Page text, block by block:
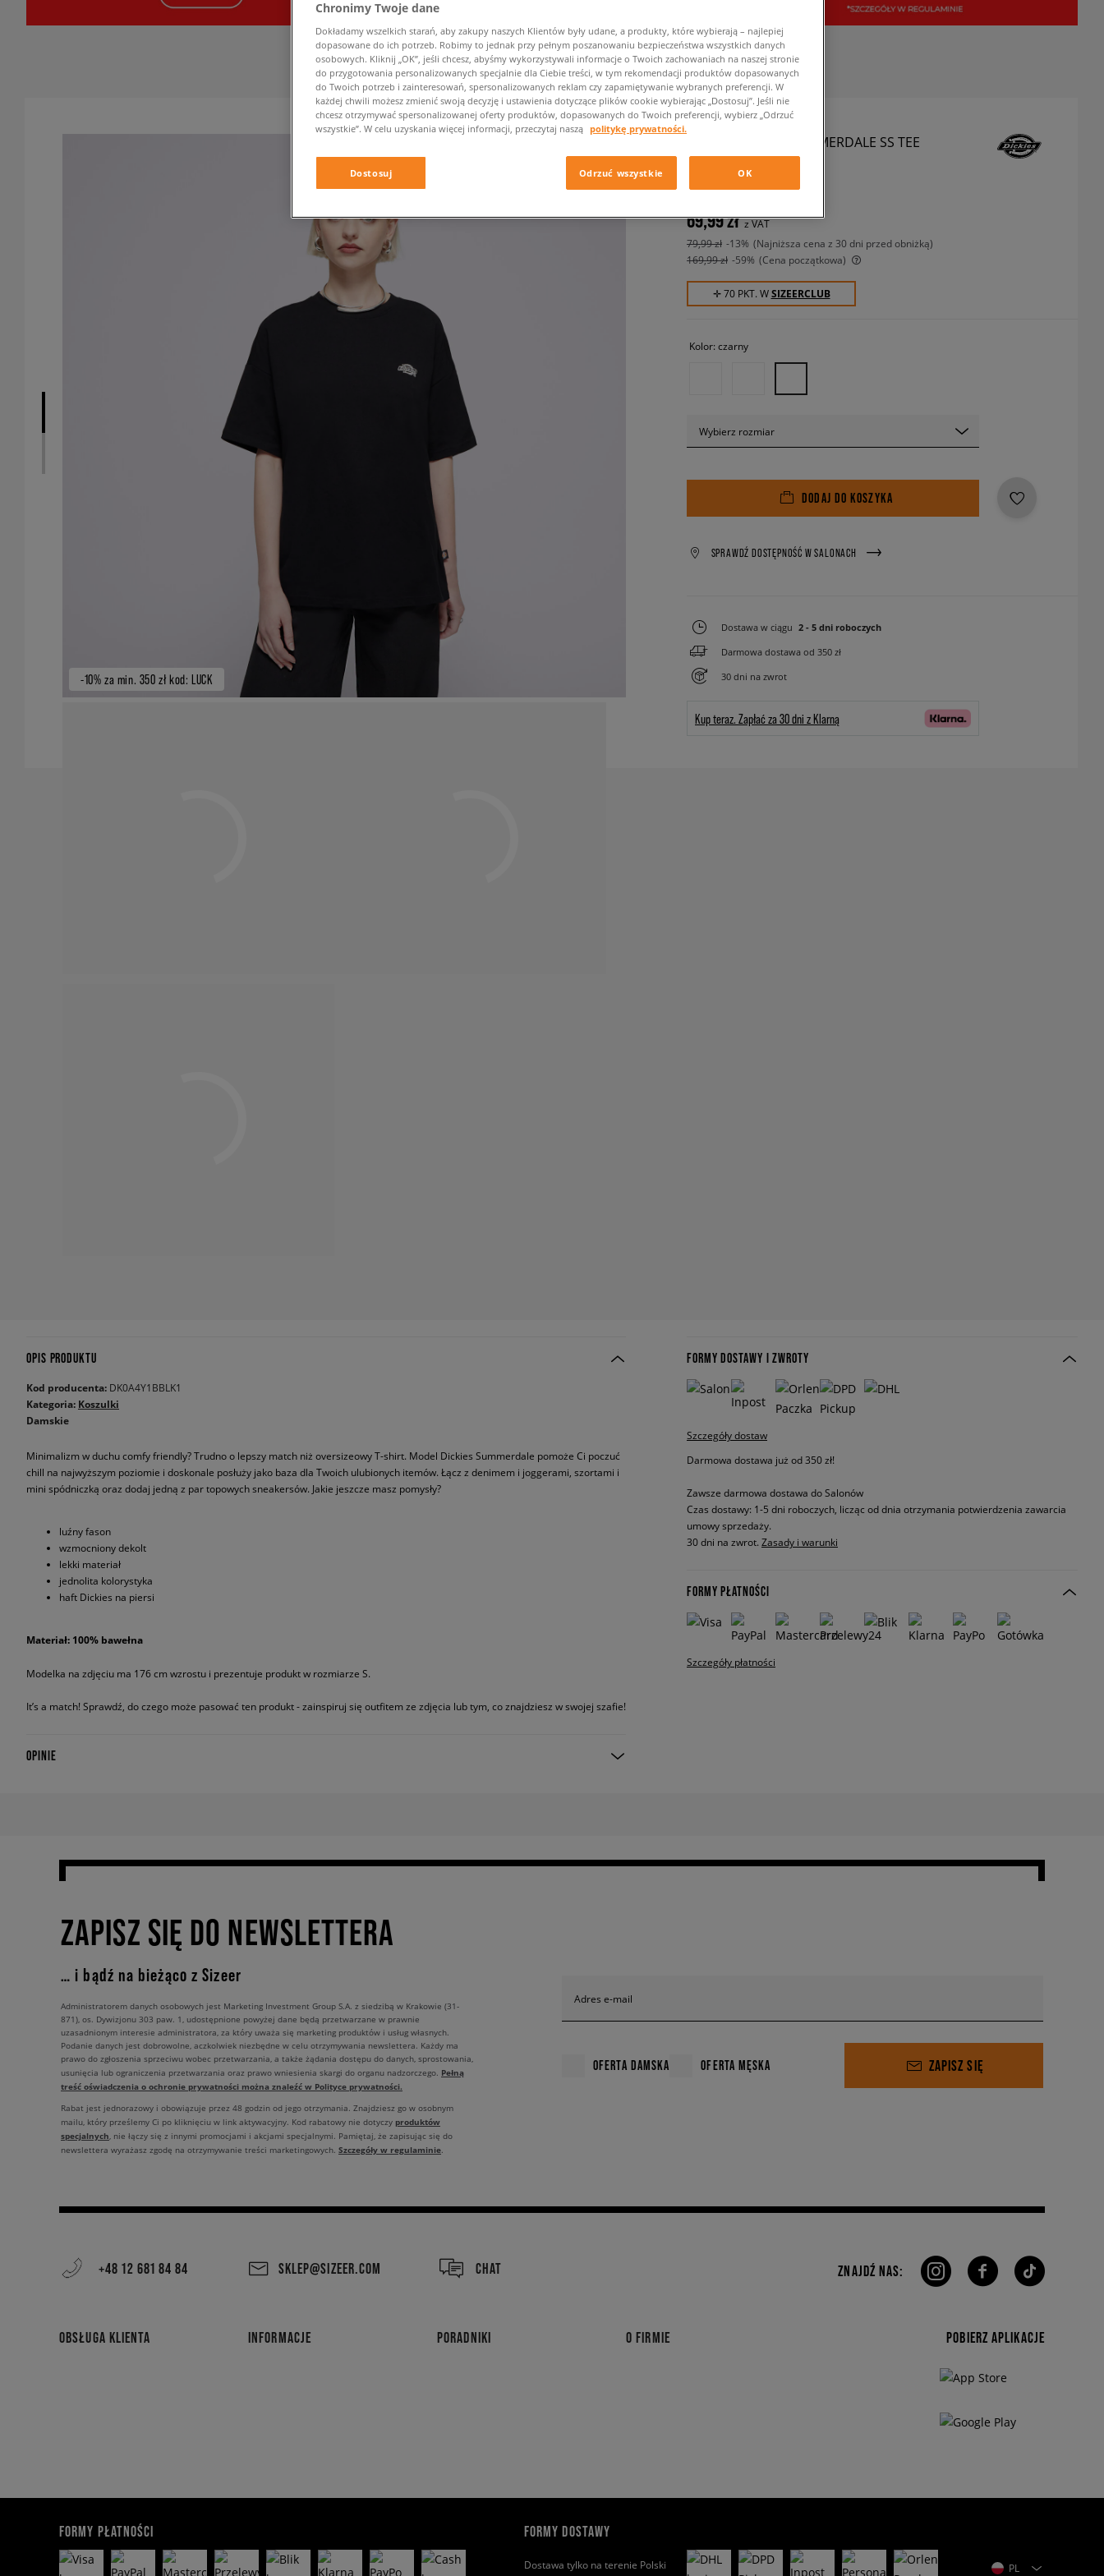
-10% za min. 350 zł kod: LUCK
DICKIES T-SHIRT SUMMERDALE SS TEE
69,99 zł z VAT
79,99 zł -13%
(najniższa cena z 30 dni przed obniżką)
169,99 zł -59% (Cena początkowa)
✛ 70 PKT. WSIZEERCLUB
Kolor: czarny
Wybierz rozmiar
DODAJ DO KOSZYKA
SPRAWDŹ DOSTĘPNOŚĆ W SALONACH
Dostawa w ciągu 2 - 5 dni roboczych
Darmowa dostawa od 350 zł
30 dni na zwrot
Kup teraz. Zapłać za 30 dni z Klarną
OPIS PRODUKTU
Kod producenta: DK0A4Y1BBLK1
Kategoria: Koszulki
Damskie
Minimalizm w duchu comfy friendly? Trudno o lepszy match niż oversizeowy T-shirt. Model Dickies Summerdale pomoże Ci poczuć
chill na najwyższym poziomie i doskonale posłuży jako baza dla Twoich ulubionych itemów. Łącz z denimem i joggerami, szortami i
mini spódniczką oraz dodaj jedną z par topowych sneakersów. Jakie jeszcze masz pomysły?
luźny fason
wzmocniony dekolt
lekki materiał
jednolita kolorystyka
haft Dickies na piersi
Materiał: 100% bawełna
Modelka na zdjęciu ma 176 cm wzrostu i prezentuje produkt w rozmiarze S.
It’s a match! Sprawdź, do czego może pasować ten produkt - zainspiruj się outfitem ze zdjęcia lub tym, co znajdziesz w swojej szafie!
OPINIE
FORMY DOSTAWY I ZWROTY
Szczegóły dostaw
Darmowa dostawa już od 350 zł!
Zawsze darmowa dostawa do Salonów
Czas dostawy: 1-5 dni roboczych, licząc od dnia otrzymania potwierdzenia zawarcia
umowy sprzedaży.
30 dni na zwrot. Zasady i warunki
FORMY PŁATNOŚCI
Szczegóły płatności
ZAPISZ SIĘ DO NEWSLETTERA
… i bądź na bieżąco z Sizeer
Adres e-mail
OFERTA DAMSKA OFERTA MĘSKA ZAPISZ SIĘ
Administratorem danych osobowych jest Marketing Investment Group S.A. z siedzibą w Krakowie (31-
871), os. Dywizjonu 303 paw. 1, udostępnione powyżej dane będą przetwarzane w prawnie
uzasadnionym interesie administratora, za który uważa się marketing produktów i usług własnych.
Podanie danych jest dobrowolne, aczkolwiek niezbędne w celu otrzymywania newslettera. Każdy ma
prawo do zgłoszenia sprzeciwu wobec przetwarzania, a także żądania dostępu do danych, sprostowania,
usunięcia lub ograniczenia przetwarzania oraz prawo wniesienia skargi do organu nadzorczego. Pełną
treść oświadczenia o ochronie prywatności można znaleźć w Polityce prywatności.
Rabat jest jednorazowy i obowiązuje przez 48 godzin od jego otrzymania. Znajdziesz go w osobnym
mailu, który prześlemy Ci po kliknięciu w link aktywacyjny. Kod rabatowy nie dotyczy produktów
specjalnych, nie łączy się z innymi promocjami i akcjami specjalnymi. Pamiętaj, że zapisując się do
newslettera wyrażasz zgodę na otrzymywanie treści marketingowych. Szczegóły w regulaminie.
+48 12 681 84 84 SKLEP@SIZEER.COM CHAT
OBSŁUGA KLIENTA INFORMACJE PORADNIKI O FIRMIE
ZNAJDŹ NAS:
POBIERZ APLIKACJE
FORMY PŁATNOŚCI FORMY DOSTAWY
Dostawa tylko na terenie Polski PL
Chronimy Twoje dane
Dokładamy wszelkich starań, aby zakupy naszych Klientów były udane, a produkty, które wybierają – najlepiej
dopasowane do ich potrzeb. Robimy to jednak przy pełnym poszanowaniu bezpieczeństwa wszystkich danych
osobowych. Kliknij „OK”, jeśli chcesz, abyśmy wykorzystywali informacje o Twoich zachowaniach na naszej stronie
do przygotowania personalizowanych specjalnie dla Ciebie treści, w tym rekomendacji produktów dopasowanych
do Twoich potrzeb i zainteresowań, spersonalizowanych reklam czy zapamiętywanie wybranych preferencji. W
każdej chwili możesz zmienić swoją decyzję i ustawienia dotyczące plików cookie wybierając „Dostosuj”. Jeśli nie
chcesz otrzymywać spersonalizowanej oferty produktów, dopasowanych do Twoich preferencji, wybierz „Odrzuć
wszystkie”. W celu uzyskania więcej informacji, przeczytaj naszą politykę prywatności.
Dostosuj Odrzuć wszystkie OK